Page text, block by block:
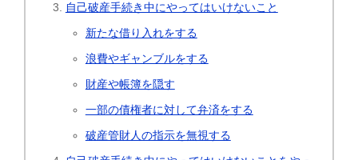
自己破産手続き中にやってはいけないこと
新たな借り入れをする
浪費やギャンブルをする
財産や帳簿を隠す
一部の債権者に対して弁済をする
破産管財人の指示を無視する